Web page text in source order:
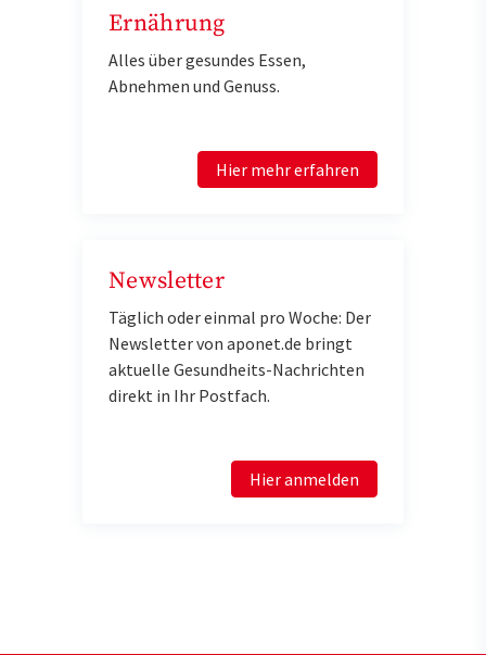
Ernährung
Alles über gesundes Essen,
Abnehmen und Genuss.
Hier mehr erfahren
Newsletter
Täglich oder einmal pro Woche: Der
Newsletter von aponet.de bringt
aktuelle Gesundheits-Nachrichten
direkt in Ihr Postfach.
Hier anmelden